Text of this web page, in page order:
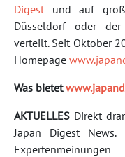
Digest und auf
Düsseldorf oder
verteilt. Seit Oktober
Homepage
Was bietet
AKTUELLES Direkt
Japan Digest